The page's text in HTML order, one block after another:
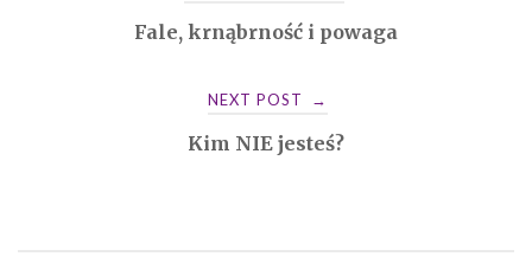
navigationFale, krnąbrność i powaga
NEXT POST →
Kim NIE jesteś?